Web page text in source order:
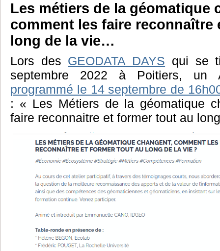
Les métiers de la géomatique
comment les faire reconnaître
long de la vie…
Lors des GEODATA DAYS qui se
septembre 2022 à Poitiers, un
programmé le 14 septembre de
: « Les Métiers de la géomatique
faire reconnaitre et former tout au